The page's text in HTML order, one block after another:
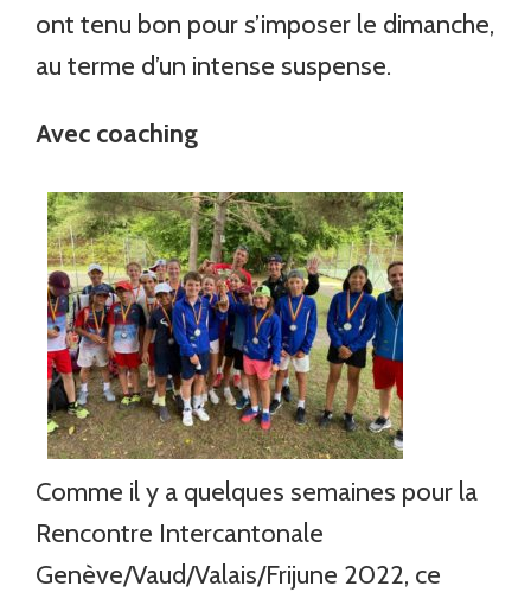
ont tenu bon pour s’imposer le dimanche,
au terme d’un intense suspense.
Avec coaching
Comme il y a quelques semaines pour la
Rencontre Intercantonale
Genève/Vaud/Valais/Frijune 2022, ce